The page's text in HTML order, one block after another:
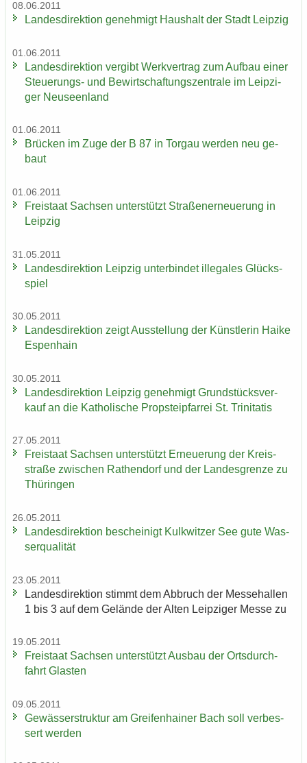
08.06.2011
Lan­des­di­rek­ti­on ge­neh­migt Haus­halt der Stadt Leip­zig
01.06.2011
Lan­des­di­rek­ti­on ver­gibt Werk­ver­trag zum Auf­bau einer
Steuerungs-​ und Be­wirt­schaf­tungs­zen­tra­le im Leip­zi­
ger Neu­seen­land
01.06.2011
Brü­cken im Zuge der B 87 in Tor­gau wer­den neu ge­
baut
01.06.2011
Frei­staat Sach­sen un­ter­stützt Stra­ßen­er­neue­rung in
Leip­zig
31.05.2011
Lan­des­di­rek­ti­on Leip­zig un­ter­bin­det il­le­ga­les Glücks­
spiel
30.05.2011
Lan­des­di­rek­ti­on zeigt Aus­stel­lung der Künst­le­rin Haike
Es­pen­hain
30.05.2011
Lan­des­di­rek­ti­on Leip­zig ge­neh­migt Grund­stücks­ver­
kauf an die Ka­tho­li­sche Propstei­pfar­rei St. Tri­ni­ta­tis
27.05.2011
Frei­staat Sach­sen un­ter­stützt Er­neue­rung der Kreis­
stra­ße zwi­schen Ra­then­dorf und der Lan­des­gren­ze zu
Thü­rin­gen
26.05.2011
Lan­des­di­rek­ti­on be­schei­nigt Kulk­wit­zer See gute Was­
ser­qua­li­tät
23.05.2011
Lan­des­di­rek­ti­on stimmt dem Ab­bruch der Mes­se­hal­len
1 bis 3 auf dem Ge­län­de der Alten Leip­zi­ger Messe zu
19.05.2011
Frei­staat Sach­sen un­ter­stützt Aus­bau der Orts­durch­
fahrt Glas­ten
09.05.2011
Ge­wäs­ser­struk­tur am Grei­fen­hai­ner Bach soll ver­bes­
sert wer­den